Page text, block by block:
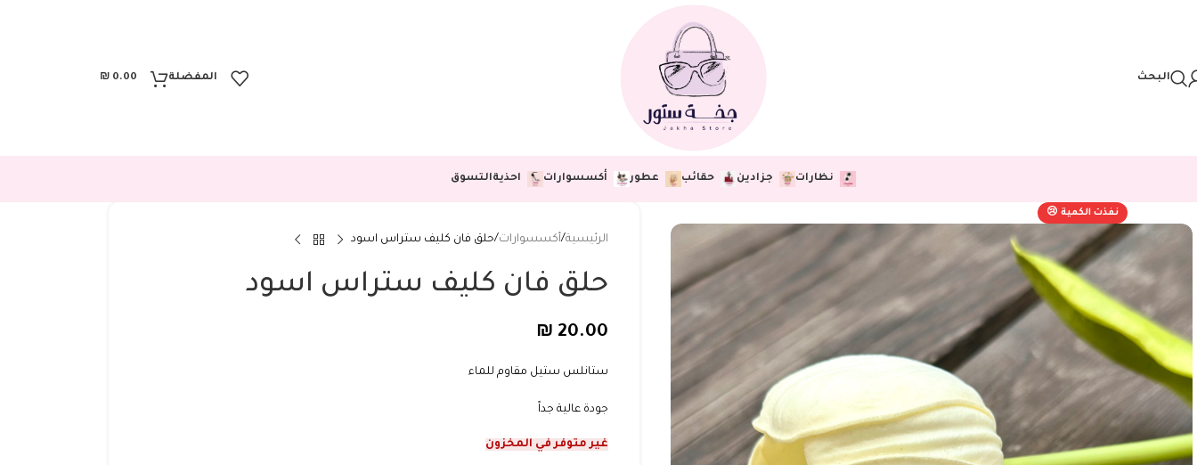
البحث المفضلة ₪ 0.00
نظارات جزادين حقائب عطور أكسسوارات احذيةالتسوق
نفذت الكمية 😢
الرئيسية أكسسوارات حلق فان كليف ستراس اسود
حلق فان كليف ستراس اسود
₪ 20.00
ستانلس ستيل مقاوم للماء
جودة عالية جداً
غير متوفر في المخزون